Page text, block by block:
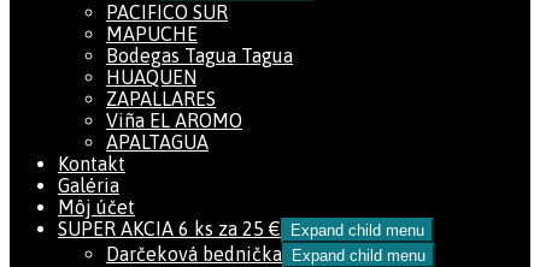
PACIFICO SUR
MAPUCHE
Bodegas Tagua Tagua
HUAQUEN
ZAPALLARES
Viña EL AROMO
APALTAGUA
Kontakt
Galéria
Môj účet
SUPER AKCIA 6 ks za 25 €
Expand child menu
Darčeková bednička Expand child menu